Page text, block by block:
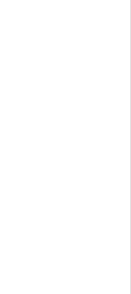
Gábor a
Bár
számára a
építhet.
sokkal többet